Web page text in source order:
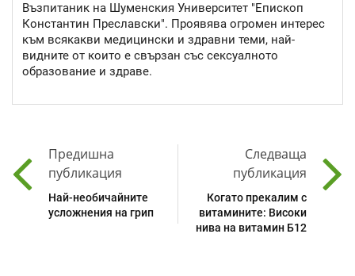
Възпитаник на Шуменския Университет "Епископ
Константин Преславски". Проявява огромен интерес
към всякакви медицински и здравни теми, най-
видните от които е свързан със сексуалното
образование и здраве.
Предишна
публикация
Най-необичайните
усложнения на грип
Следваща
публикация
Когато прекалим с
витамините: Високи
нива на витамин Б12